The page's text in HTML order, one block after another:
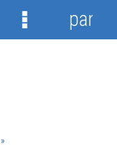
Menu
panel